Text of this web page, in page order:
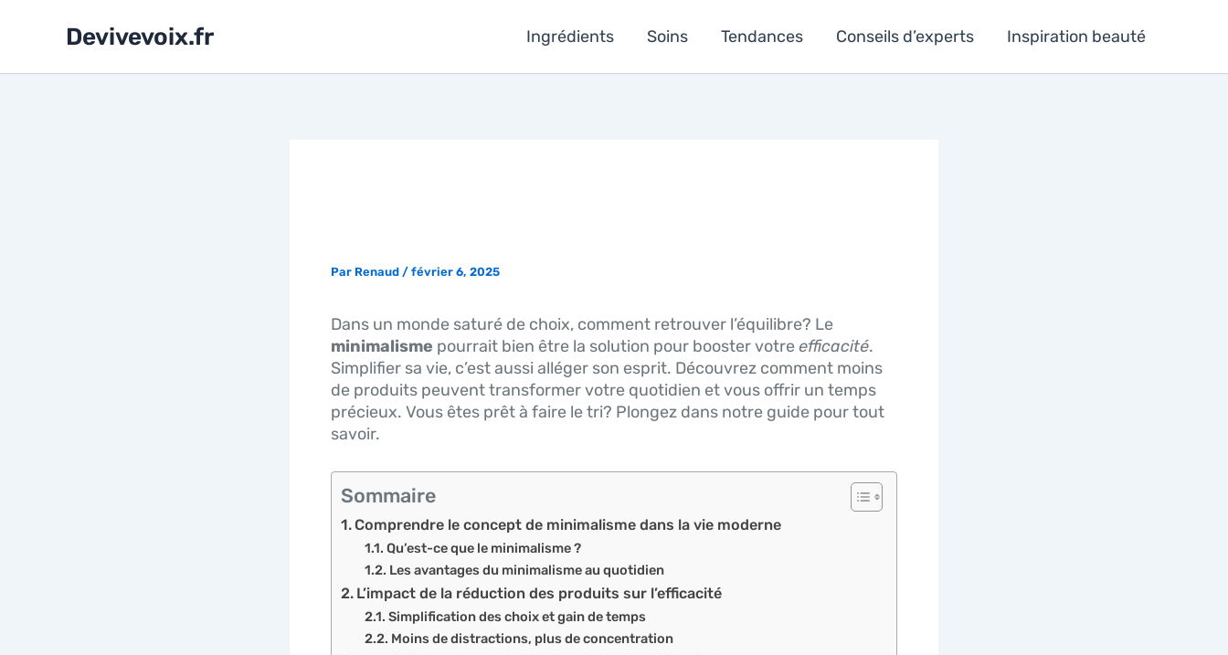
Devivevoix.fr Ingrédients Soins Tendances Conseils d’experts Inspiration beauté
Par Renaud / février 6, 2025
Dans un monde saturé de choix, comment retrouver l’équilibre? Le
minimalisme pourrait bien être la solution pour booster votre efficacité.
Simplifier sa vie, c’est aussi alléger son esprit. Découvrez comment moins
de produits peuvent transformer votre quotidien et vous offrir un temps
précieux. Vous êtes prêt à faire le tri? Plongez dans notre guide pour tout
savoir.
Sommaire
Comprendre le concept de minimalisme dans la vie moderne
Qu’est-ce que le minimalisme ?
Les avantages du minimalisme au quotidien
L’impact de la réduction des produits sur l’efficacité
Simplification des choix et gain de temps
Moins de distractions, plus de concentration